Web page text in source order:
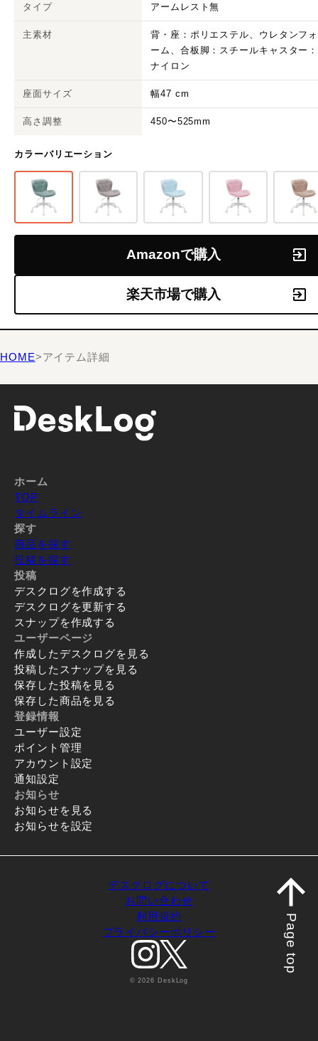
タイプ アームレスト無
主素材
背・座：ポリエステル、ウレタンフォ
ーム、合板脚：スチールキャスター：
ナイロン
座面サイズ 幅47 cm
高さ調整 450〜525mm
カラーバリエーション
Amazonで購入
楽天市場で購入
HOME>アイテム詳細
ホーム
TOP
タイムライン
探す
商品を探す
投稿を探す
投稿
デスクログを作成する
デスクログを更新する
スナップを作成する
ユーザーページ
作成したデスクログを見る
投稿したスナップを見る
保存した投稿を見る
保存した商品を見る
登録情報
ユーザー設定
ポイント管理
アカウント設定
通知設定
お知らせ
お知らせを見る
お知らせを設定
デスクログについて
お問い合わせ
利用規約
プライバシーポリシー
© 2026 DeskLog
Page top